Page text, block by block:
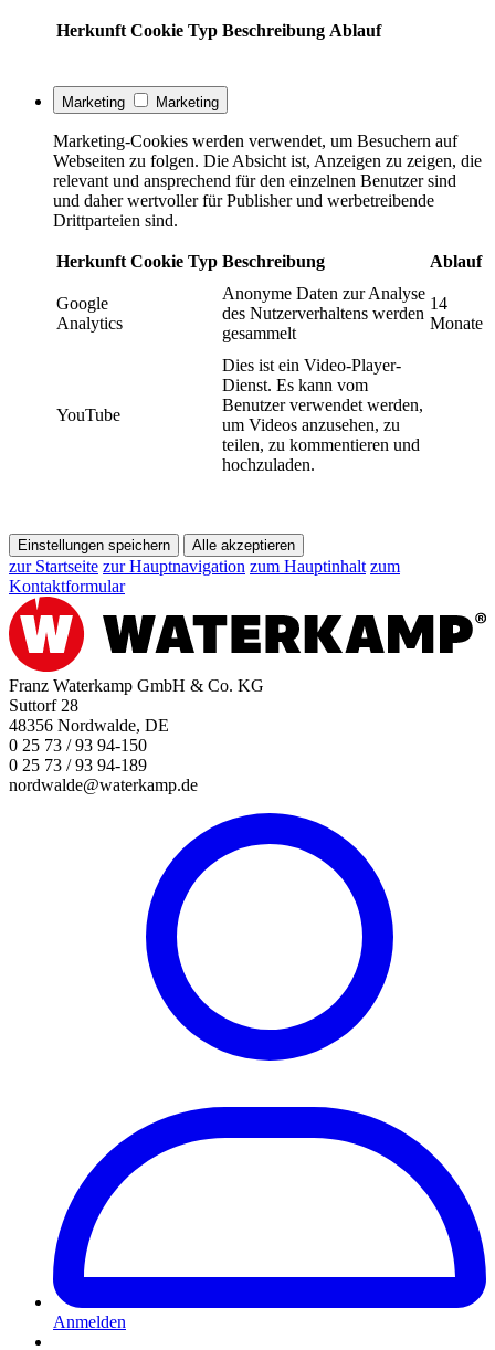
Herkunft Cookie Typ Beschreibung Ablauf
Marketing Marketing
Marketing-Cookies werden verwendet, um Besuchern auf
Webseiten zu folgen. Die Absicht ist, Anzeigen zu zeigen, die
relevant und ansprechend für den einzelnen Benutzer sind
und daher wertvoller für Publisher und werbetreibende
Drittparteien sind.
Herkunft Cookie Typ Beschreibung Ablauf
Google
Analytics
Anonyme Daten zur Analyse
des Nutzerverhaltens werden
gesammelt
14
Monate
YouTube
Dies ist ein Video-Player-
Dienst. Es kann vom
Benutzer verwendet werden,
um Videos anzusehen, zu
teilen, zu kommentieren und
hochzuladen.
Einstellungen speichern Alle akzeptieren
zur Startseite zur Hauptnavigation zum Hauptinhalt zum
Kontaktformular
Franz Waterkamp GmbH & Co. KG
Suttorf 28
48356 Nordwalde, DE
0 25 73 / 93 94-150
0 25 73 / 93 94-189
nordwalde@waterkamp.de
Anmelden